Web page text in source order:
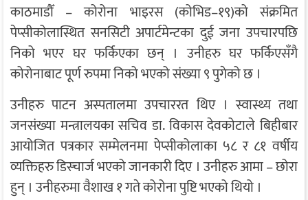
काठमाडौँ – कोरोना भाइरस (कोभिड–१९)को संक्रमित
पेप्सीकोलास्थित सनसिटी अपार्टमेन्टका दुई जना उपचारपछि
निको भएर घर फर्किएका छन् । उनीहरु घर फर्किएसँगै
कोरोनाबाट पूर्ण रुपमा निको भएको संख्या ९ पुगेको छ ।
उनीहरु पाटन अस्पतालमा उपचाररत थिए । स्वास्थ्य तथा
जनसंख्या मन्त्रालयका सचिव डा. विकास देवकोटाले बिहीबार
आयोजित पत्रकार सम्मेलनमा पेप्सीकोलाका ५८ र ८१ वर्षीय
व्यक्तिहरु डिस्चार्ज भएको जानकारी दिए । उनीहरु आमा – छोरा
हुन् । उनीहरुमा वैशाख १ गते कोरोना पुष्टि भएको थियो ।